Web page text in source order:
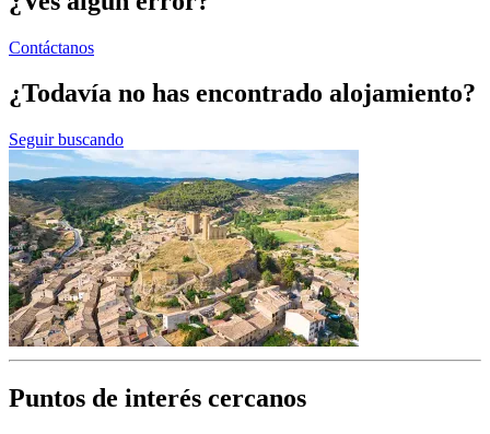
Contáctanos
¿Todavía no has encontrado alojamiento?
Seguir buscando
Puntos de interés cercanos